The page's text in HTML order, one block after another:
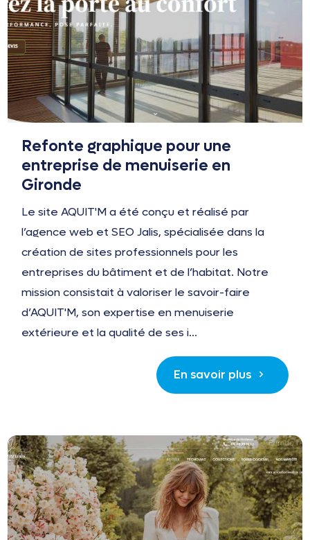
Refonte graphique pour une
entreprise de menuiserie en
Gironde
Le site AQUIT'M a été conçu et réalisé par
l’agence web et SEO Jalis, spécialisée dans la
création de sites professionnels pour les
entreprises du bâtiment et de l’habitat. Notre
mission consistait à valoriser le savoir-faire
d’AQUIT'M, son expertise en menuiserie
extérieure et la qualité de ses i...
En savoir plus